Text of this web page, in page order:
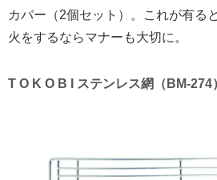
カバー（2個セット）。これが有る
火をするならマナーも大切に。
T O K O B I ステンレス網（BM-274